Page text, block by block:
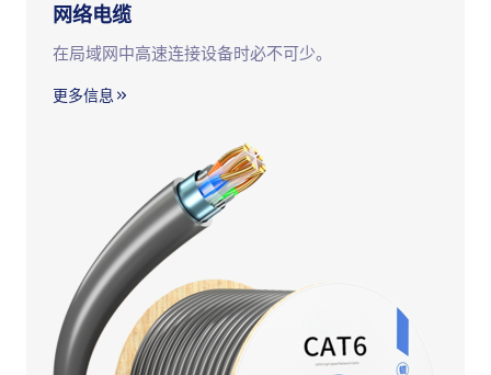
网络电缆
在局域网中高速连接设备时必不可少。
更多信息